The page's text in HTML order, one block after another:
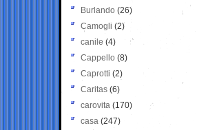
Burlando (26)
Camogli (2)
canile (4)
Cappello (8)
Caprotti (2)
Caritas (6)
carovita (170)
casa (247)